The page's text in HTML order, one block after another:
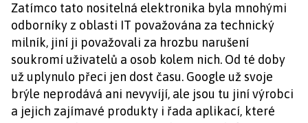
Zatímco tato nositelná elektronika byla mnohými
odborníky z oblasti IT považována za technický
milník, jiní ji považovali za hrozbu narušení
soukromí uživatelů a osob kolem nich. Od té doby
už uplynulo přeci jen dost času. Google už svoje
brýle neprodává ani nevyvíjí, ale jsou tu jiní výrobci
a jejich zajímavé produkty i řada aplikací, které